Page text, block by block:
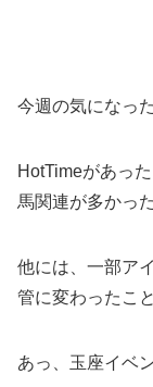
今週の気になっ
HotTimeがあっ
馬関連が多かっ
他には、一部ア
管に変わったこ
あっ、玉座イベ